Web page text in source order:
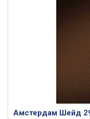
Амстердам Шейд